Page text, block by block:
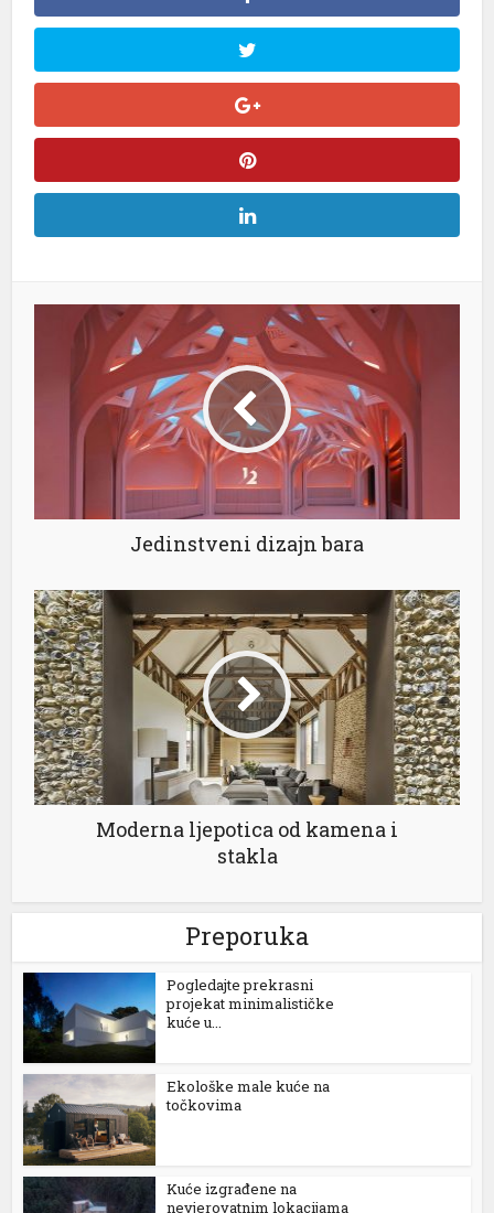
Jedinstveni dizajn bara
Moderna ljepotica od kamena i
stakla
Preporuka
Pogledajte prekrasni
projekat minimalističke
kuće u...
Ekološke male kuće na
točkovima
Kuće izgrađene na
nevjerovatnim lokacijama